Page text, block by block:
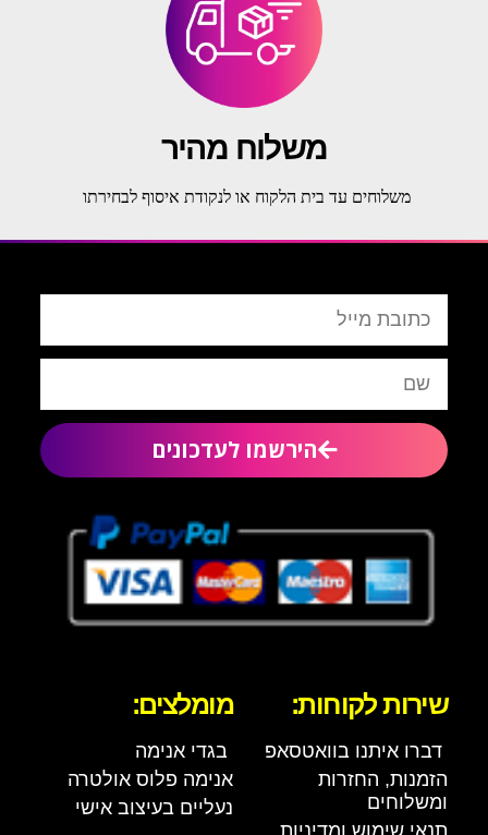
משלוח מהיר
משלוחים עד בית הלקוח או לנקודת איסוף לבחירתו
הירשמו לעדכונים
שירות לקוחות:
דברו איתנו בוואטסאפ
הזמנות, החזרות
ומשלוחים
תנאי שימוש ומדיניות
מומלצים:
בגדי אנימה
אנימה פלוס אולטרה
נעליים בעיצוב אישי